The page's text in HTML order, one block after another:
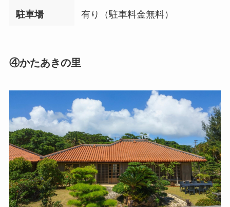
駐車場 有り（駐車料金無料）
④かたあきの里